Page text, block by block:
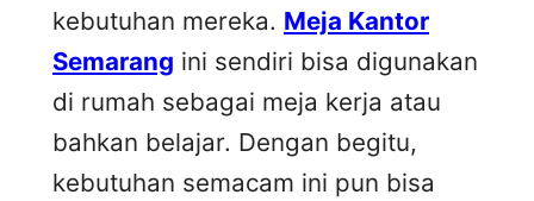
kebutuhan mereka. Meja Kantor
Semarang ini sendiri bisa digunakan
di rumah sebagai meja kerja atau
bahkan belajar. Dengan begitu,
kebutuhan semacam ini pun bisa